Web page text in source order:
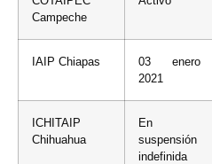
Campeche
IAIP Chiapas
03 enero
2021
ICHITAIP
Chihuahua
En
suspensión
indefinida